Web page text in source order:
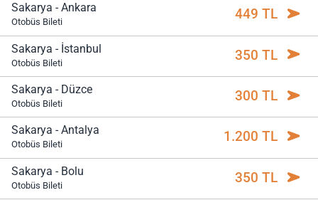
Sakarya - Ankara
Otobüs Bileti 449 TL
Sakarya - İstanbul
Otobüs Bileti 350 TL
Sakarya - Düzce
Otobüs Bileti 300 TL
Sakarya - Antalya
Otobüs Bileti 1.200 TL
Sakarya - Bolu
Otobüs Bileti 350 TL